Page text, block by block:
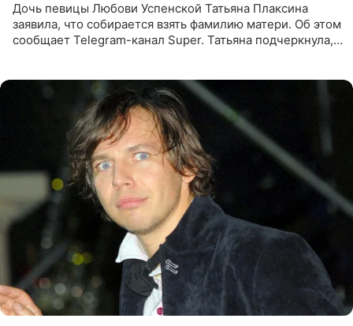
Дочь певицы Любови Успенской Татьяна Плаксина
заявила, что собирается взять фамилию матери. Об этом
сообщает Telegram-канал Super. Татьяна подчеркнула,